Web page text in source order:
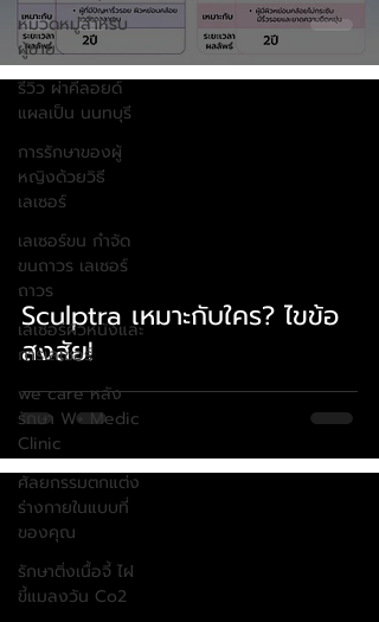
หมวดหมู่สำหรับ
ผู้ชาย
รีวิว ผ่าคีลอยด์
แผลเป็น นนทบุรี
การรักษาของผู้
หญิงด้วยวิธี
เลเซอร์
เลเซอร์ขน กําจัด
ขนถาวร เลเซอร์
ถาวร
เลเซอร์ผิวหนังและ
การเลเซอร์
we care หลัง
รักษา W+ Medic
Clinic
ศัลยกรรมตกแต่ง
ร่างกายในแบบที่
ของคุณ
รักษาติ่งเนื้อจี้ ไฝ
ขี้แมลงวัน Co2
Sculptra เหมาะกับใคร? ไขข้อ
สงสัย!